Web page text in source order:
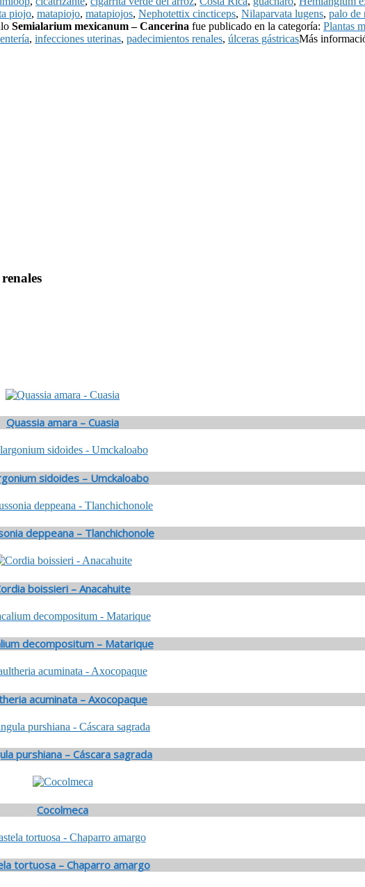
piojo, matapiojo, matapiojos, Nephotettix cincticeps, Nilaparvata lugens, palo de
Semialarium mexicanum – Cancerina fue publicado en la categoría: Plantas
, infecciones uterinas, padecimientos renales, úlceras gástricasMás
Quassia amara – Cuasia
sidoides – Umckaloabo
deppeana – Tlanchichonole
boissieri – Anacahuite
decompositum – Matarique
acuminata – Axocopaque
purshiana – Cáscara sagrada
Cocolmeca
tortuosa – Chaparro amargo